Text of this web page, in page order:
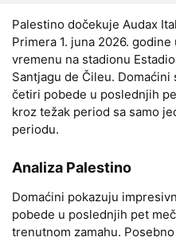
Palestino dočekuje Audax
Primera 1. juna 2026.
vremenu na stadionu
Santjagu de Čileu.
četiri pobede u poslednjih
kroz težak period sa samo
periodu.
Analiza Palestino
Domaćini pokazuju
pobede u poslednjih pet
trenutnom zamahu.